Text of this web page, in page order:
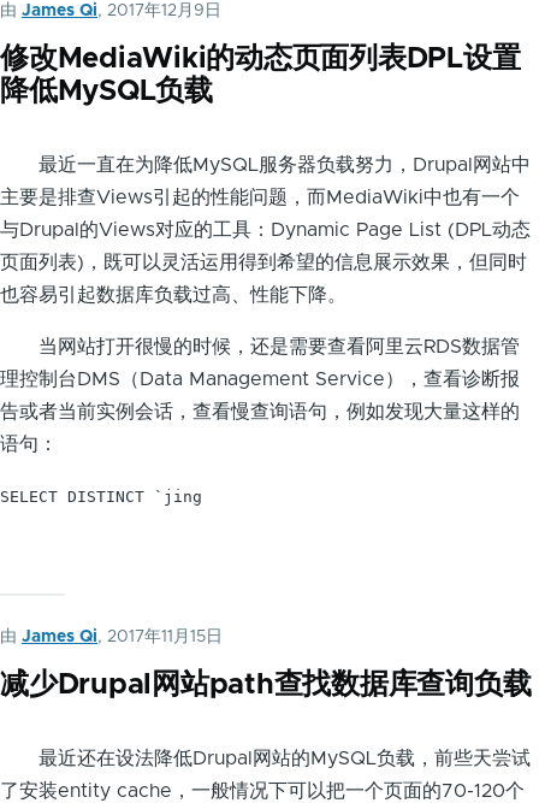
由 James Qi, 2017年12月9日
修改MediaWiki的动态页面列表DPL设置
降低MySQL负载
最近一直在为降低MySQL服务器负载努力，Drupal网站中
主要是排查Views引起的性能问题，而MediaWiki中也有一个
与Drupal的Views对应的工具：Dynamic Page List (DPL动态
页面列表)，既可以灵活运用得到希望的信息展示效果，但同时
也容易引起数据库负载过高、性能下降。
当网站打开很慢的时候，还是需要查看阿里云RDS数据管
理控制台DMS（Data Management Service），查看诊断报
告或者当前实例会话，查看慢查询语句，例如发现大量这样的
语句：
SELECT DISTINCT `jing
由 James Qi, 2017年11月15日
减少Drupal网站path查找数据库查询负载
最近还在设法降低Drupal网站的MySQL负载，前些天尝试
了安装entity cache，一般情况下可以把一个页面的70-120个